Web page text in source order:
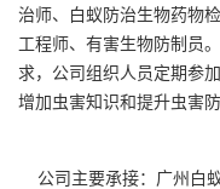
治师、白蚁防治生物药物
工程师、有害生物防制员
求，公司组织人员定期参
增加虫害知识和提升虫害防
公司主要承接：广州白